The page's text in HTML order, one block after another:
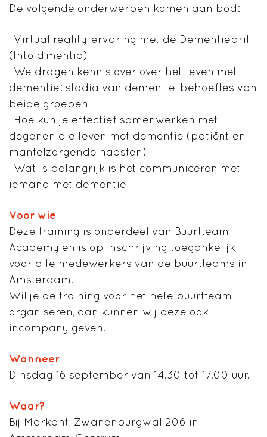
De volgende onderwerpen komen aan bod:
· Virtual reality-ervaring met de Dementiebril
(Into d’mentia)
· We dragen kennis over over het leven met
dementie: stadia van dementie, behoeftes van
beide groepen
· Hoe kun je effectief samenwerken met
degenen die leven met dementie (patiënt en
mantelzorgende naasten)
· Wat is belangrijk is het communiceren met
iemand met dementie
Voor wie
Deze training is onderdeel van Buurtteam
Academy en is op inschrijving toegankelijk
voor alle medewerkers van de buurtteams in
Amsterdam.
Wil je de training voor het hele buurtteam
organiseren, dan kunnen wij deze ook
incompany geven.
Wanneer
Dinsdag 16 september van 14.30 tot 17.00 uur.
Waar?
Bij Markant, Zwanenburgwal 206 in